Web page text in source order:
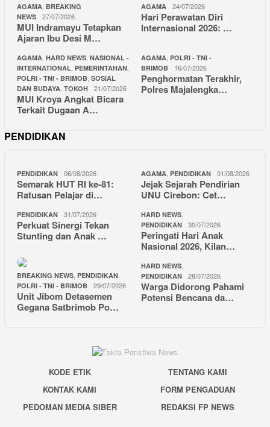
AGAMA BREAKING
NEWS
27/07/2026
MUI Indramayu Tetapkan
Ajaran Ibu Desi M…
AGAMA 24/07/2026
Hari Perawatan Diri
Internasional 2026: …
AGAMA HARD NEWS NASIONAL -
INTERNATIONAL PEMERINTAHAN
POLRI - TNI - BRIMOB SOSIAL
DAN BUDAYA TOKOH 21/07/2026
MUI Kroya Angkat Bicara
Terkait Dugaan A…
AGAMA POLRI - TNI -
BRIMOB
16/07/2026
Penghormatan Terakhir,
Polres Majalengka…
PENDIDIKAN
PENDIDIKAN 06/08/2026
Semarak HUT RI ke-81:
Ratusan Pelajar di…
AGAMA PENDIDIKAN 01/08/2026
Jejak Sejarah Pendirian
UNU Cirebon: Cet…
PENDIDIKAN 31/07/2026
Perkuat Sinergi Tekan
Stunting dan Anak …
HARD NEWS
PENDIDIKAN 30/07/2026
Peringati Hari Anak
Nasional 2026, Kilan…
BREAKING NEWS PENDIDIKAN
POLRI - TNI - BRIMOB 29/07/2026
Unit Jibom Detasemen
Gegana Satbrimob Po…
HARD NEWS
PENDIDIKAN 28/07/2026
Warga Didorong Pahami
Potensi Bencana da…
KODE ETIK
TENTANG KAMI
KONTAK KAMI
FORM PENGADUAN
PEDOMAN MEDIA SIBER
REDAKSI FP NEWS